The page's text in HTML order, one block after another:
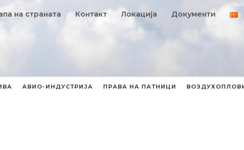
на страната Контакт Локација Документи
АВИО-ИНДУСТРИЈА ПРАВА НА ПАТНИЦИ